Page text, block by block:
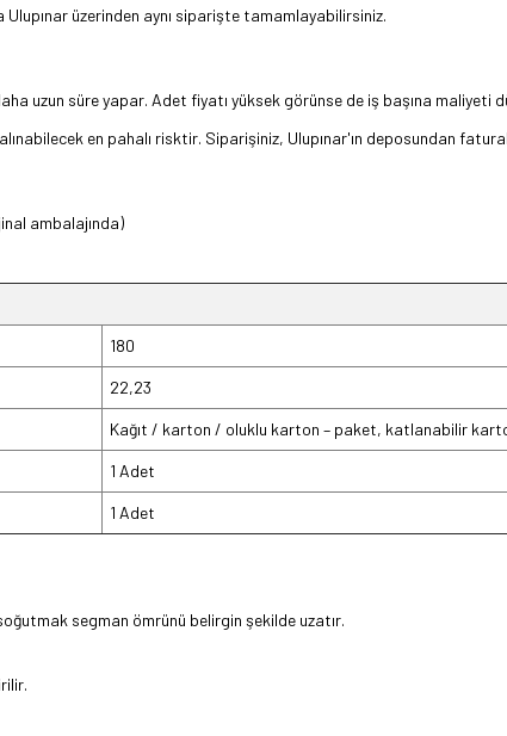
Ulupınar üzerinden aynı siparişte tamamlayabilirsiniz.
uzun süre yapar. Adet fiyatı yüksek görünse de iş başına maliyeti
en pahalı risktir. Siparişiniz, Ulupınar'ın deposundan
ambalajında)
180
22,23
Kağıt / karton / oluklu karton – paket, katlanabilir
1 Adet
1 Adet
segman ömrünü belirgin şekilde uzatır.